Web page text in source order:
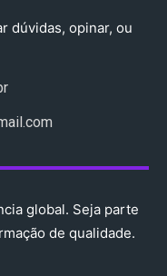
dúvidas, opinar, ou
global. Seja parte
de qualidade.